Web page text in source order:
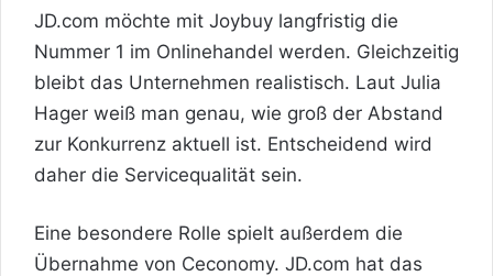
JD.com möchte mit Joybuy langfristig die
Nummer 1 im Onlinehandel werden. Gleichzeitig
bleibt das Unternehmen realistisch. Laut Julia
Hager weiß man genau, wie groß der Abstand
zur Konkurrenz aktuell ist. Entscheidend wird
daher die Servicequalität sein.
Eine besondere Rolle spielt außerdem die
Übernahme von Ceconomy. JD.com hat das